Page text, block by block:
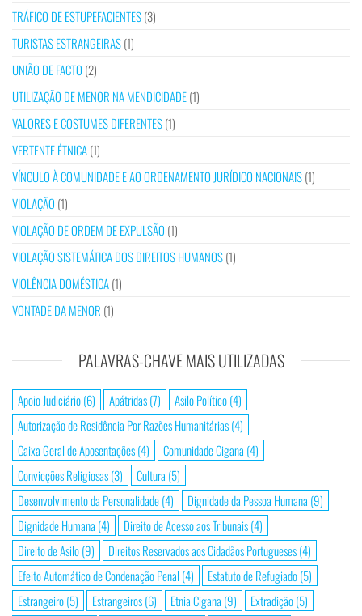
TRÁFICO DE ESTUPEFACIENTES(3)
TURISTAS ESTRANGEIRAS(1)
UNIÃO DE FACTO (2)
UTILIZAÇÃO DE MENOR NA MENDICIDADE(1)
VALORES E COSTUMES DIFERENTES(1)
VERTENTE ÉTNICA(1)
VÍNCULO À COMUNIDADE E AO ORDENAMENTO JURÍDICO NACIONAIS(1)
VIOLAÇÃO (1)
VIOLAÇÃO DE ORDEM DE EXPULSÃO (1)
VIOLAÇÃO SISTEMÁTICA DOS DIREITOS HUMANOS(1)
VIOLÊNCIA DOMÉSTICA(1)
VONTADE DA MENOR (1)
PALAVRAS-CHAVE MAIS UTILIZADAS
Apoio Judiciário(6) Apátridas(7) Asilo Político(4)
Autorização de Residência Por Razões Humanitárias(4)
Caixa Geral de Aposentações(4) Comunidade Cigana (4)
Convicções Religiosas(3) Cultura (5)
Desenvolvimento da Personalidade(4) Dignidade da Pessoa Humana (9)
Dignidade Humana (4) Direito de Acesso aos Tribunais(4)
Direito de Asilo(9) Direitos Reservados aos Cidadãos Portugueses(4)
Efeito Automático de Condenação Penal (4) Estatuto de Refugiado(5)
Estrangeiro(5) Estrangeiros(6) Etnia Cigana (9) Extradição(5)